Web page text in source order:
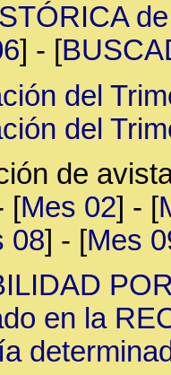
] - [
del
del
de
[Mes 02] - [
08] - [Mes
en la